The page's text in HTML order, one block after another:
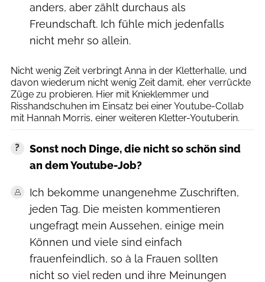
anders, aber zählt durchaus als
Freundschaft. Ich fühle mich jedenfalls
nicht mehr so allein.
Nicht wenig Zeit verbringt Anna in der Kletterhalle, und
davon wiederum nicht wenig Zeit damit, eher verrückte
Züge zu probieren. Hier mit Knieklemmer und
Risshandschuhen im Einsatz bei einer Youtube-Collab
mit Hannah Morris, einer weiteren Kletter-Youtuberin.
Sonst noch Dinge, die nicht so schön sind
an dem Youtube-Job?
Ich bekomme unangenehme Zuschriften,
jeden Tag. Die meisten kommentieren
ungefragt mein Aussehen, einige mein
Können und viele sind einfach
frauenfeindlich, so à la Frauen sollten
nicht so viel reden und ihre Meinungen